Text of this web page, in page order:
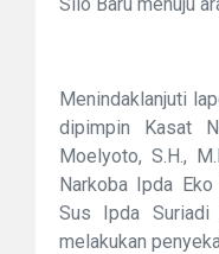
Menindaklanjuti
dipimpin Kasat
Moelyoto, S.H.,
Narkoba Ipda Eko
Sus Ipda Suriadi
melakukan